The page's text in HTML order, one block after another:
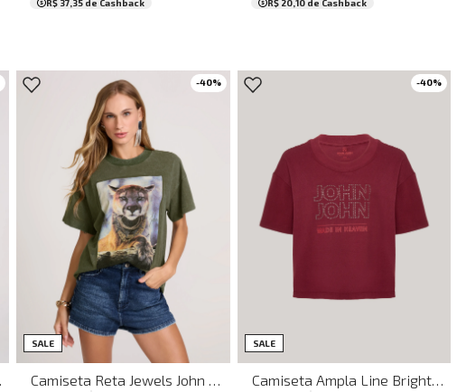
R$ 37,35de Cashback R$ 20,10de Cashback
SALE
-40%
PP P M G SALE
-40%
Camiseta Ampla Line Bright Bordo John John Feminina